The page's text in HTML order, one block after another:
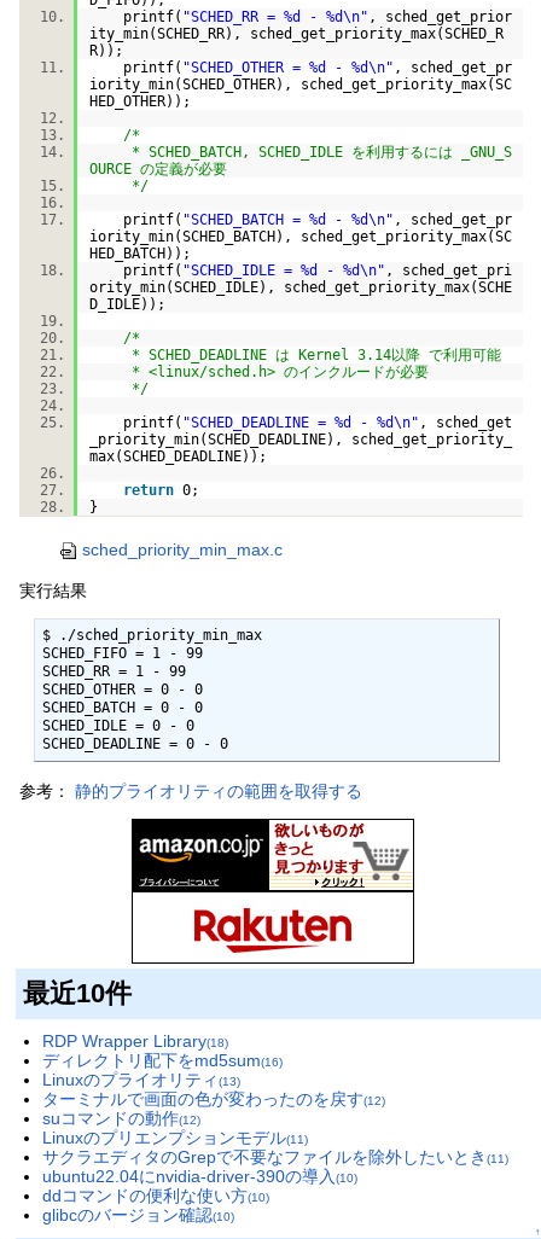
printf( "SCHED_RR = %d - %d\n" , sched_get_prior
ity_min(SCHED_RR), sched_get_priority_max(SCHED_R
R));
printf( "SCHED_OTHER = %d - %d\n" , sched_get_pr
iority_min(SCHED_OTHER), sched_get_priority_max(SC
HED_OTHER));
/*
* SCHED_BATCH, SCHED_IDLE を利用するには _GNU_S
OURCE の定義が必要
*/
printf( "SCHED_BATCH = %d - %d\n" , sched_get_pr
iority_min(SCHED_BATCH), sched_get_priority_max(SC
HED_BATCH));
printf( "SCHED_IDLE = %d - %d\n" , sched_get_pri
ority_min(SCHED_IDLE), sched_get_priority_max(SCHE
D_IDLE));
/*
* SCHED_DEADLINE は Kernel 3.14以降 で利用可能
* <linux/sched.h> のインクルードが必要
*/
printf( "SCHED_DEADLINE = %d - %d\n" , sched_get
_priority_min(SCHED_DEADLINE), sched_get_priority_
max(SCHED_DEADLINE));
return 0;
}
sched_priority_min_max.c
実行結果
$ ./sched_priority_min_max
SCHED_FIFO = 1 - 99
SCHED_RR = 1 - 99
SCHED_OTHER = 0 - 0
SCHED_BATCH = 0 - 0
SCHED_IDLE = 0 - 0
SCHED_DEADLINE = 0 - 0
参考： 静的プライオリティの範囲を取得する
最近10件
RDP Wrapper Library(18)
ディレクトリ配下をmd5sum(16)
Linuxのプライオリティ (13)
ターミナルで画面の色が変わったのを戻す(12)
suコマンドの動作(12)
Linuxのプリエンプションモデル(11)
サクラエディタのGrepで不要なファイルを除外したいとき (11)
ubuntu22.04にnvidia-driver-390の導入 (10)
ddコマンドの便利な使い方(10)
glibcのバージョン確認(10)
↑